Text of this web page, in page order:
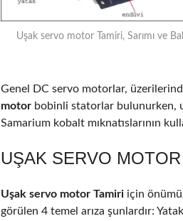
Uşak servo motor Tamiri, Sarımı ve
Genel DC servo motorlar,
motor bobinli statorlar bulunurken,
Samarium kobalt mıknatıslarının
UŞAK SERVO
Uşak servo motor Tamiri için
görülen 4 temel arıza şunlardır: